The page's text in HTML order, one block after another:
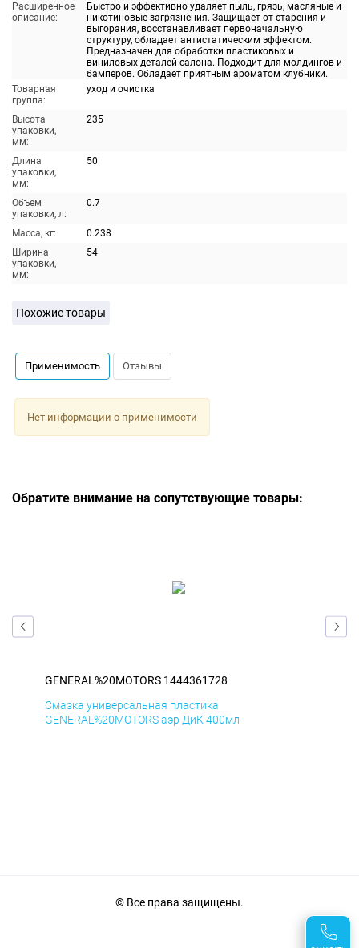
Расширенное
описание:
Быстро и эффективно удаляет пыль, грязь, масляные и
никотиновые загрязнения. Защищает от старения и
выгорания, восстанавливает первоначальную
структуру, обладает антистатическим эффектом.
Предназначен для обработки пластиковых и
виниловых деталей салона. Подходит для молдингов и
бамперов. Обладает приятным ароматом клубники.
Товарная
группа:
уход и очистка
Высота
упаковки,
мм:
235
Длина
упаковки,
мм:
50
Объем
упаковки, л:
0.7
Масса, кг:
0.238
Ширина
упаковки,
мм:
54
Похожие товары
Применимость Отзывы
Нет информации о применимости
Обратите внимание на сопутствующие товары:
GENERAL%20MOTORS 1444361728
Смазка универсальная пластика
GENERAL%20MOTORS аэр ДиК 400мл
© Все права защищены.